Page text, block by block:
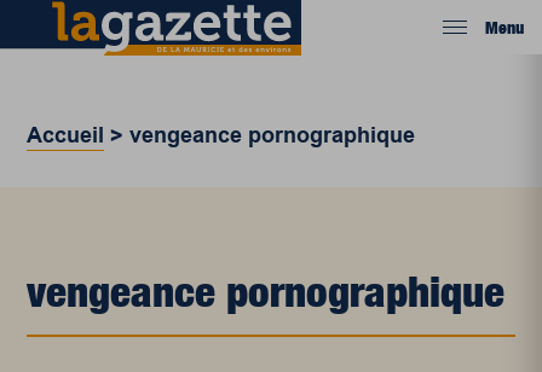
Menu
Accueil >vengeance pornographique
vengeance pornographique